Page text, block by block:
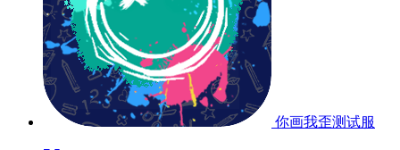
你画我歪测试服